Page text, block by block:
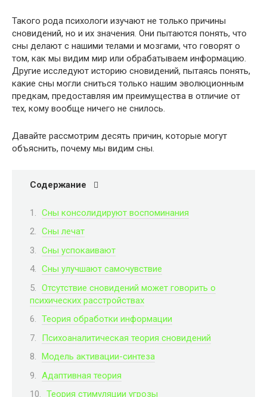
Такого рода психологи изучают не только причины
сновидений, но и их значения. Они пытаются понять, что
сны делают с нашими телами и мозгами, что говорят о
том, как мы видим мир или обрабатываем информацию.
Другие исследуют историю сновидений, пытаясь понять,
какие сны могли сниться только нашим эволюционным
предкам, предоставляя им преимущества в отличие от
тех, кому вообще ничего не снилось.
Давайте рассмотрим десять причин, которые могут
объяснить, почему мы видим сны.
Содержание
Сны консолидируют воспоминания
Сны лечат
Сны успокаивают
Сны улучшают самочувствие
Отсутствие сновидений может говорить о
психических расстройствах
Теория обработки информации
Психоаналитическая теория сновидений
Модель активации-синтеза
Адаптивная теория
Теория стимуляции угрозы